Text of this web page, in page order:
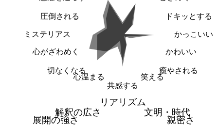
ドキッとする
かっこいい
かわいい
癒やされる
笑える
共感する
心温まる
切なくなる
心がざわめく
ミステリアス
圧倒される
リアリズム
文明・時代
親密さ
展開の強さ
解釈の広さ